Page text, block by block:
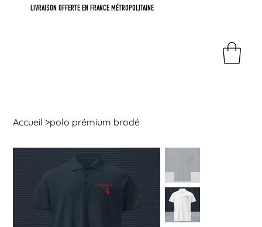
LIVRAISON OFFERTE EN FRANCE MÉTROPOLITAINE
Accueil >polo prémium brodé